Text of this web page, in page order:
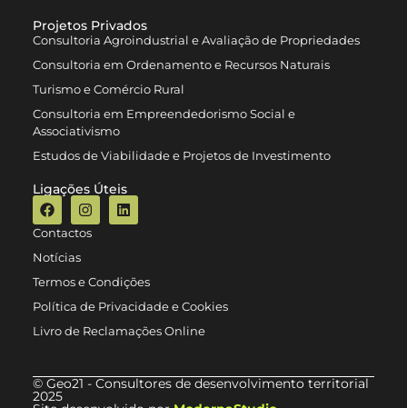
Projetos Privados
Consultoria Agroindustrial e Avaliação de Propriedades
Consultoria em Ordenamento e Recursos Naturais
Turismo e Comércio Rural
Consultoria em Empreendedorismo Social e
Associativismo
Estudos de Viabilidade e Projetos de Investimento
Ligações Úteis
Contactos
Notícias
Termos e Condições
Política de Privacidade e Cookies
Livro de Reclamações Online
© Geo21 - Consultores de desenvolvimento territorial
2025